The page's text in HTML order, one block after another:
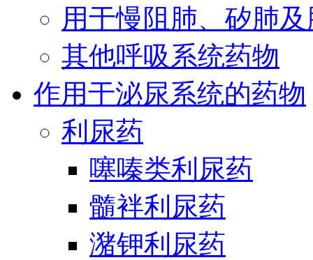
用于慢阻肺、矽肺
其他呼吸系统药物
作用于泌尿系统的药物
利尿药
噻嗪类利尿药
髓袢利尿药
潴钾利尿药